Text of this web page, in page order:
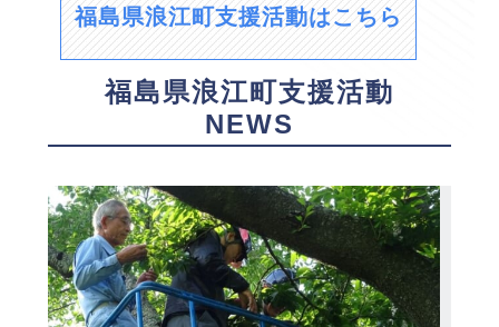
福島県浪江町支援活動はこちら
福島県浪江町支援活動
NEWS